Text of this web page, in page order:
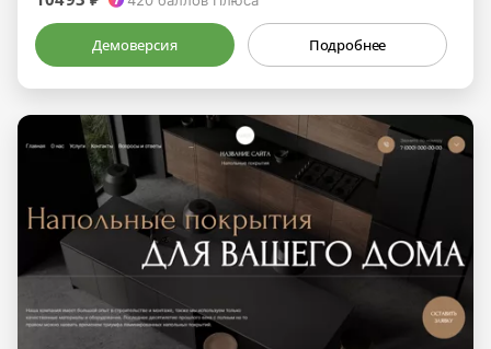
Демоверсия Подробнее